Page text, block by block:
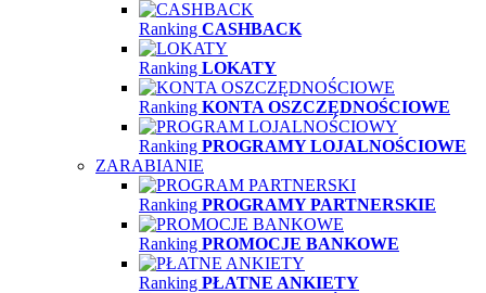
Ranking CASHBACK
Ranking LOKATY
Ranking KONTA OSZCZĘDNOŚCIOWE
Ranking PROGRAMY LOJALNOŚCIOWE
ZARABIANIE
Ranking PROGRAMY PARTNERSKIE
Ranking PROMOCJE BANKOWE
Ranking PŁATNE ANKIETY